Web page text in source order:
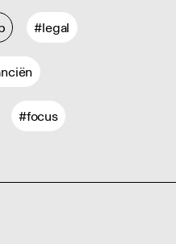
#legal
#focus